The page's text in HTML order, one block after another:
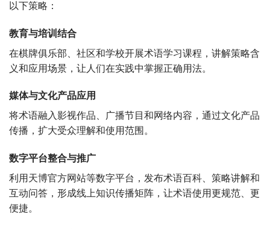
以下策略：
教育与培训结合
在棋牌俱乐部、社区和学校开展术语学习课程，讲解策略含
义和应用场景，让人们在实践中掌握正确用法。
媒体与文化产品应用
将术语融入影视作品、广播节目和网络内容，通过文化产品
传播，扩大受众理解和使用范围。
数字平台整合与推广
利用天博官方网站等数字平台，发布术语百科、策略讲解和
互动问答，形成线上知识传播矩阵，让术语使用更规范、更
便捷。